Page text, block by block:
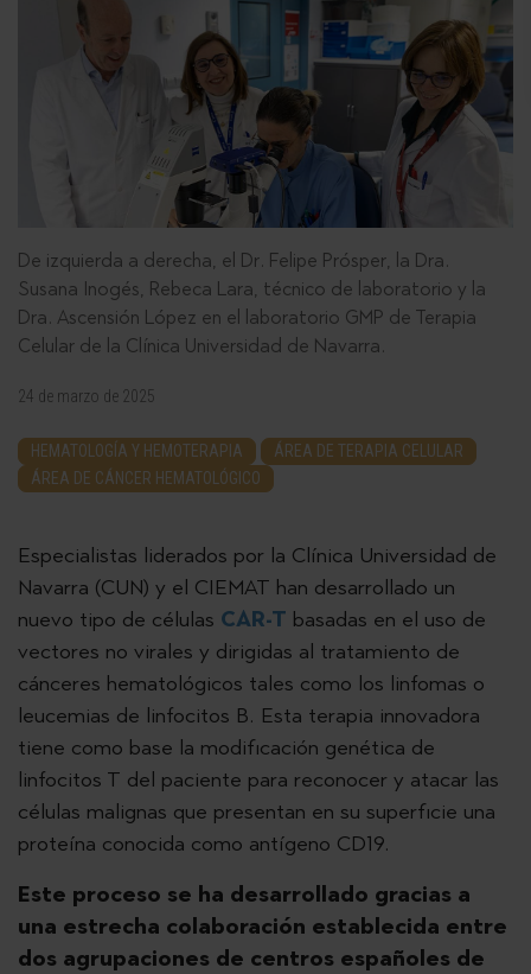
De izquierda a derecha, el Dr. Felipe Prósper, la Dra.
Susana Inogés, Rebeca Lara, técnico de laboratorio y la
Dra. Ascensión López en el laboratorio GMP de Terapia
Celular de la Clínica Universidad de Navarra.
24 de marzo de 2025
HEMATOLOGÍA Y HEMOTERAPIA
ÁREA DE TERAPIA CELULAR
ÁREA DE CÁNCER HEMATOLÓGICO
Especialistas liderados por la Clínica Universidad de
Navarra (CUN) y el CIEMAT han desarrollado un
nuevo tipo de células CAR-T basadas en el uso de
vectores no virales y dirigidas al tratamiento de
cánceres hematológicos tales como los linfomas o
leucemias de linfocitos B. Esta terapia innovadora
tiene como base la modificación genética de
linfocitos T del paciente para reconocer y atacar las
células malignas que presentan en su superficie una
proteína conocida como antígeno CD19.
Este proceso se ha desarrollado gracias a
una estrecha colaboración establecida entre
dos agrupaciones de centros españoles de